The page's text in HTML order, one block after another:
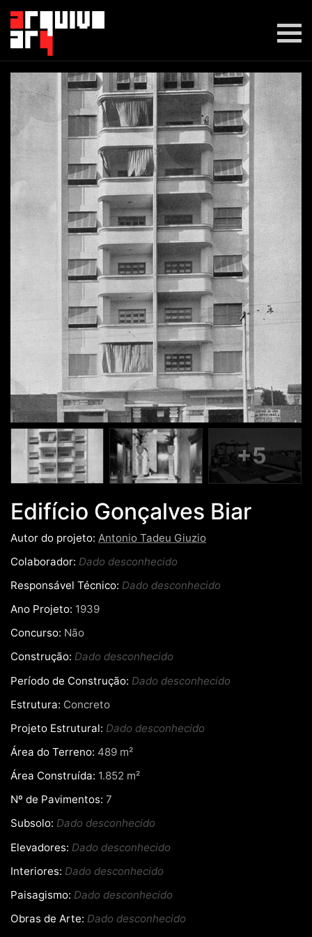
+5
Edifício Gonçalves Biar
Autor do projeto: Antonio Tadeu Giuzio
Colaborador: Dado desconhecido
Responsável Técnico: Dado desconhecido
Ano Projeto: 1939
Concurso: Não
Construção: Dado desconhecido
Período de Construção: Dado desconhecido
Estrutura: Concreto
Projeto Estrutural: Dado desconhecido
Área do Terreno: 489 m²
Área Construída: 1.852 m²
Nº de Pavimentos: 7
Subsolo: Dado desconhecido
Elevadores: Dado desconhecido
Interiores: Dado desconhecido
Paisagismo: Dado desconhecido
Obras de Arte: Dado desconhecido